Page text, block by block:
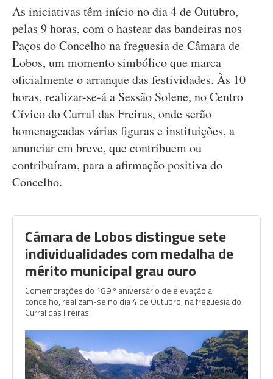
As iniciativas têm início no dia 4 de Outubro,
pelas 9 horas, com o hastear das bandeiras nos
Paços do Concelho na freguesia de Câmara de
Lobos, um momento simbólico que marca
oficialmente o arranque das festividades. Às 10
horas, realizar-se-á a Sessão Solene, no Centro
Cívico do Curral das Freiras, onde serão
homenageadas várias figuras e instituições, a
anunciar em breve, que contribuem ou
contribuíram, para a afirmação positiva do
Concelho.
Câmara de Lobos distingue sete
individualidades com medalha de
mérito municipal grau ouro
Comemorações do 189.º aniversário de elevação a
concelho, realizam-se no dia 4 de Outubro, na freguesia do
Curral das Freiras